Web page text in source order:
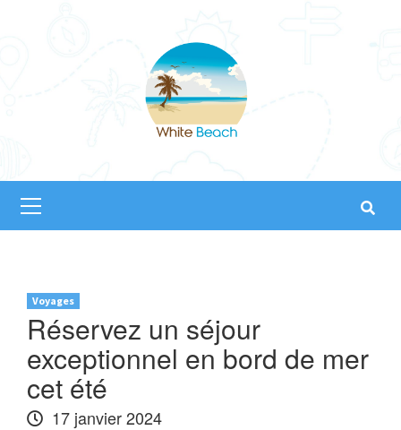
Menu
Voyages
Réservez un séjour
exceptionnel en bord de mer
cet été
17 janvier 2024